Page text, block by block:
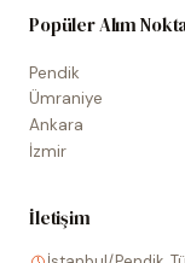
Popüler Alım
Pendik
Ümraniye
Ankara
İzmir
İletişim